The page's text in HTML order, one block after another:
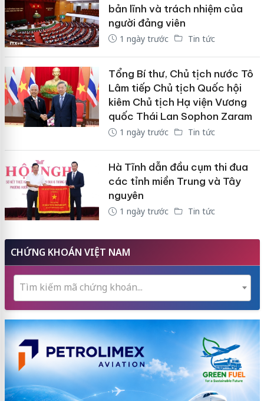
bản lĩnh và trách nhiệm của
người đảng viên
1 ngày trước Tin tức
Tổng Bí thư, Chủ tịch nước Tô
Lâm tiếp Chủ tịch Quốc hội
kiêm Chủ tịch Hạ viện Vương
quốc Thái Lan Sophon Zaram
1 ngày trước Tin tức
Hà Tĩnh dẫn đầu cụm thi đua
các tỉnh miền Trung và Tây
nguyên
1 ngày trước Tin tức
CHỨNG KHOÁN VIỆT NAM
Tìm kiếm mã chứng khoán...